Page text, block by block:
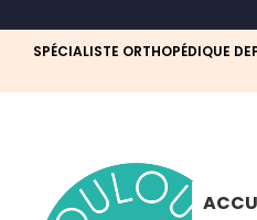
SPÉCIALISTE ORTHOPÉDIQUE